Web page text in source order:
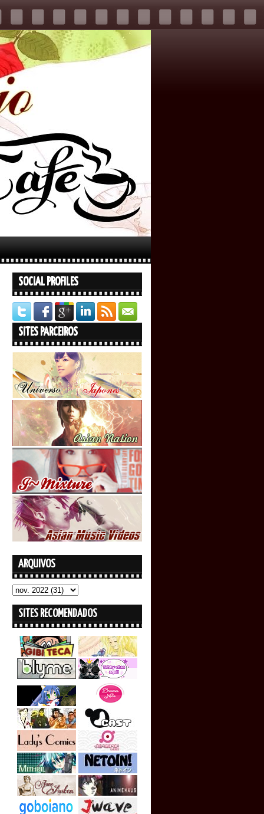
SOCIAL PROFILES
SITES PARCEIROS
ARQUIVOS
SITES RECOMENDADOS